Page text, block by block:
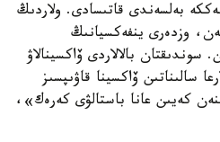
بەلسەندى قاتىسادى. ولاردىڭ
وزدەرى ينفەكسيانىڭ
بالالاردى ۆاكسينالاۋ
سالىناتىن ۆاكسينا قاۋىپسىز
كەيىن عانا باستالۋى كەرەك»،